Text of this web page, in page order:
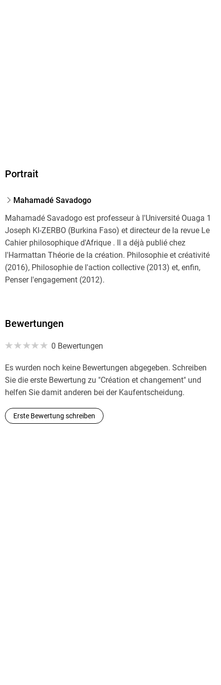
Portrait
Mahamadé Savadogo
Mahamadé Savadogo est professeur à l'Université Ouaga 1
Joseph KI-ZERBO (Burkina Faso) et directeur de la revue Le
Cahier philosophique d'Afrique . Il a déjà publié chez
l'Harmattan Théorie de la création. Philosophie et créativité
(2016), Philosophie de l'action collective (2013) et, enfin,
Penser l'engagement (2012).
Bewertungen
0 Bewertungen
Es wurden noch keine Bewertungen abgegeben. Schreiben
Sie die erste Bewertung zu "Création et changement" und
helfen Sie damit anderen bei der Kaufentscheidung.
Erste Bewertung schreiben